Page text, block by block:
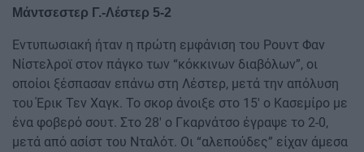
Μάντσεστερ Γ.-Λέστερ 5-2
Εντυπωσιακή ήταν η πρώτη εμφάνιση του Ρουντ Φαν
Νίστελροϊ στον πάγκο των “κόκκινων διαβόλων”, οι
οποίοι ξέσπασαν επάνω στη Λέστερ, μετά την απόλυση
του Έρικ Τεν Χαγκ. Το σκορ άνοιξε στο 15′ ο Κασεμίρο με
ένα φοβερό σουτ. Στο 28′ ο Γκαρνάτσο έγραψε το 2-0,
μετά από ασίστ του Νταλότ. Οι “αλεπούδες” είχαν άμεσα